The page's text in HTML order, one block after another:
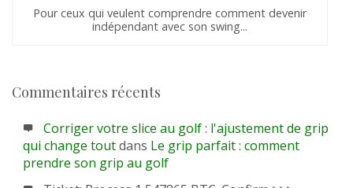
Pour ceux qui veulent comprendre comment devenir
indépendant avec son swing...
Commentaires récents
Corriger votre slice au golf : l'ajustement de grip
qui change toutdans Le grip parfait : comment
prendre son grip au golf